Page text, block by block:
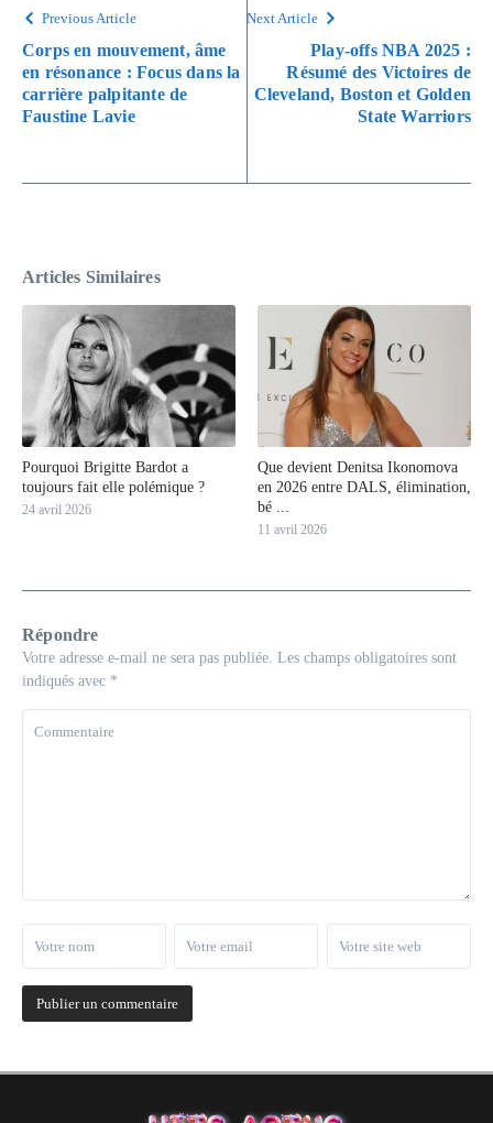
Previous Article
Corps en mouvement, âme
en résonance : Focus dans la
carrière palpitante de
Faustine Lavie
Next Article
Play-offs NBA 2025 :
Résumé des Victoires de
Cleveland, Boston et Golden
State Warriors
Articles Similaires
Pourquoi Brigitte Bardot a
toujours fait elle polémique ?
24 avril 2026
Que devient Denitsa Ikonomova
en 2026 entre DALS, élimination,
bé ...
11 avril 2026
Répondre
Votre adresse e-mail ne sera pas publiée. Les champs obligatoires sont
indiqués avec *